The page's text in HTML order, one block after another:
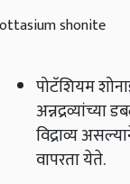
पोटॅशियम
विद्राव्य
वापरता येते.